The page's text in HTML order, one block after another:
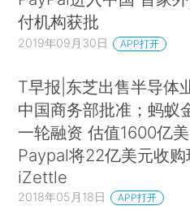
付机构获批
2019年09月30日 APP打开
T早报|东芝出售半导体
中国商务部批准；蚂蚁
一轮融资 估值1600亿美
Paypal将22亿美元收
iZettle
2018年05月18日 APP打开